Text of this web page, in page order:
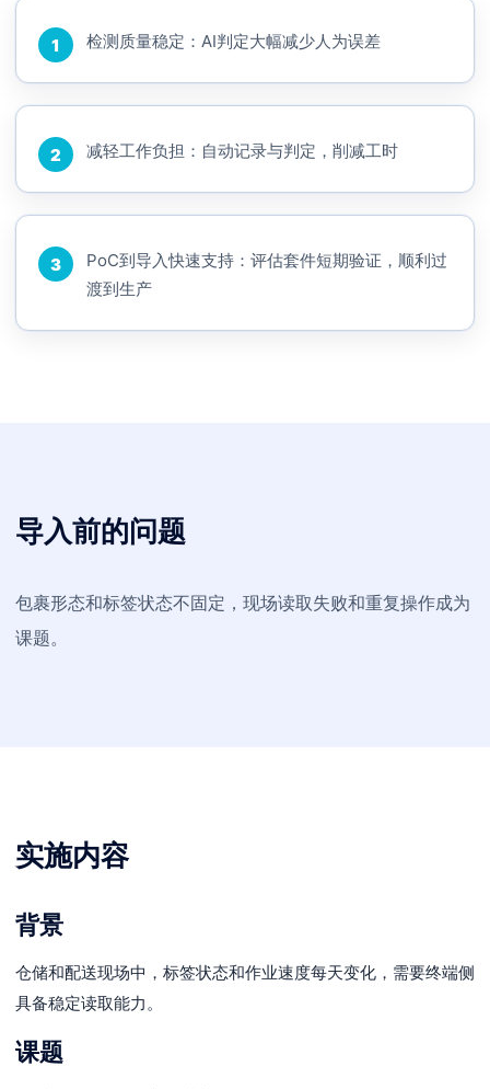
1 检测质量稳定：AI判定大幅减少人为误差
2 减轻工作负担：自动记录与判定，削减工时
3
PoC到导入快速支持：评估套件短期验证，顺利过
渡到生产
导入前的问题
包裹形态和标签状态不固定，现场读取失败和重复操作成为
课题。
实施内容
背景
仓储和配送现场中，标签状态和作业速度每天变化，需要终端侧
具备稳定读取能力。
课题